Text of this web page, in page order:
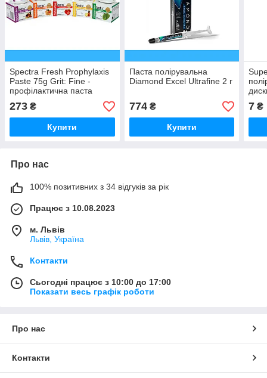
Spectra Fresh Prophylaxis
Paste 75g Grit: Fine -
профілактична паста
Полуниця
273 ₴
Купити
Паста полірувальна
Diamond Excel Ultrafine 2 г
774₴
Купити
7 ₴
Про нас
100% позитивних з 34 відгуків за рік
Працює з 10.08.2023
м. Львів
Львів, Україна
Контакти
Сьогодні працює з 10:00 до 17:00
Показати весь графік роботи
Про нас
Контакти